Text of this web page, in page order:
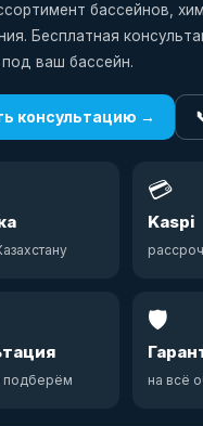
бассейнов,
Бесплатная
ваш бассейн.
консультацию →
💳
Kaspi
подберём
🛡️
на всё